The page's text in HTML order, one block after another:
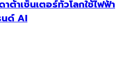
าเซ็นเตอร์ทั่วโลกใช้ไฟฟ้า
ด์ AI